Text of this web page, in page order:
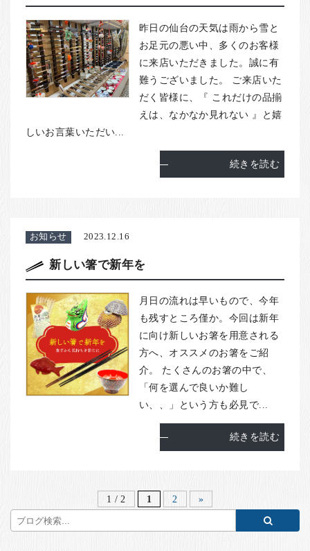
昨日の仙台の天気は雨から雪と
お足元の悪い中、多くのお客様
に来店いただきました。誠に有
難うございました。 ご来店いた
だく皆様に、『 これだけの品揃
えは、なかなか見れない 』と嬉
しいお言葉いただい...
続きを読む
お知らせ 2023.12.16
新しい箸で新年を
月日の流れは早いもので、今年
も残すところ僅か。今回は新年
に向け新しいお箸を用意される
方へ、オススメのお箸をご紹
介。 たくさんのお箸の中で、
「何を選んで良いか難し
い、、」という方も必見で...
続きを読む
1 / 2 1 2 »